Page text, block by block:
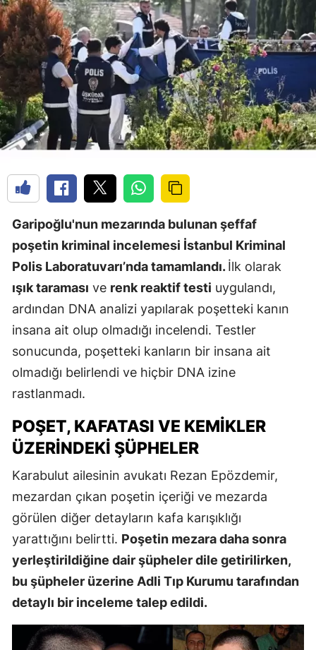
Garipoğlu'nun mezarında bulunan şeffaf
poşetin kriminal incelemesi İstanbul Kriminal
Polis Laboratuvarı’nda tamamlandı.İlk olarak
ışık taraması ve renk reaktif testi uygulandı,
ardından DNA analizi yapılarak poşetteki kanın
insana ait olup olmadığı incelendi. Testler
sonucunda, poşetteki kanların bir insana ait
olmadığı belirlendi ve hiçbir DNA izine
rastlanmadı.
POŞET, KAFATASI VE KEMIKLER
ÜZERINDEKI ŞÜPHELER
Karabulut ailesinin avukatı Rezan Epözdemir,
mezardan çıkan poşetin içeriği ve mezarda
görülen diğer detayların kafa karışıklığı
yarattığını belirtti. Poşetin mezara daha sonra
yerleştirildiğine dair şüpheler dile getirilirken,
bu şüpheler üzerine Adli Tıp Kurumu tarafından
detaylı bir inceleme talep edildi.